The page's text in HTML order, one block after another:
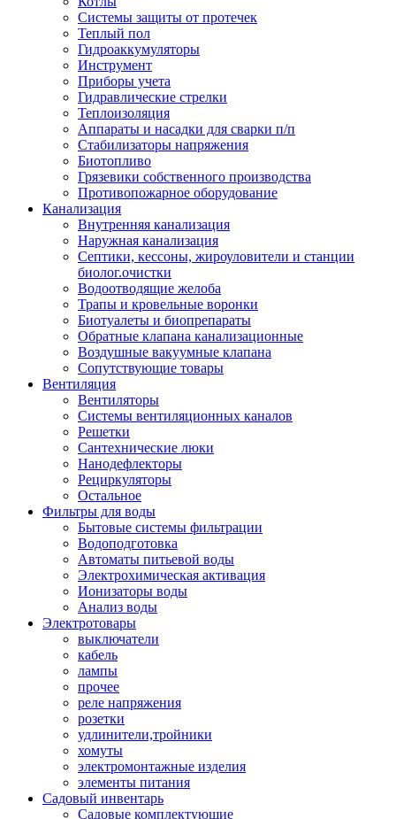
Системы защиты от протечек
Теплый пол
Гидроаккумуляторы
Инструмент
Приборы учета
Гидравлические стрелки
Теплоизоляция
Аппараты и насадки для сварки п/п
Стабилизаторы напряжения
Биотопливо
Грязевики собственного производства
Противопожарное оборудование
Канализация
Внутренняя канализация
Наружная канализация
Септики, кессоны, жироуловители и станции
биолог.очистки
Водоотводящие желоба
Трапы и кровельные воронки
Биотуалеты и биопрепараты
Обратные клапана канализационные
Воздушные вакуумные клапана
Сопутствующие товары
Вентиляция
Вентиляторы
Системы вентиляционных каналов
Решетки
Сантехнические люки
Нанодефлекторы
Рециркуляторы
Остальное
Фильтры для воды
Бытовые системы фильтрации
Водоподготовка
Автоматы питьевой воды
Электрохимическая активация
Ионизаторы воды
Анализ воды
Электротовары
выключатели
кабель
лампы
прочее
реле напряжения
розетки
удлинители,тройники
хомуты
электромонтажные изделия
элементы питания
Садовый инвентарь
Садовые комплектующие